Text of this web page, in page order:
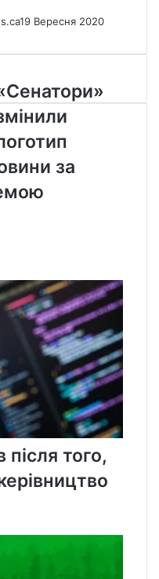
19 Вересня 2020
за
після того,